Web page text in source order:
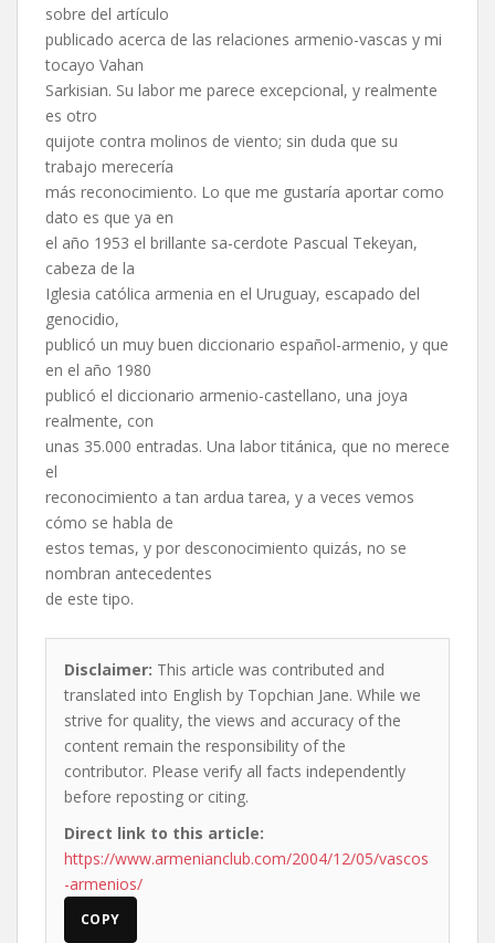
sobre del artículo
publicado acerca de las relaciones armenio-vascas y mi
tocayo Vahan
Sarkisian. Su labor me parece excepcional, y realmente
es otro
quijote contra molinos de viento; sin duda que su
trabajo merecería
más reconocimiento. Lo que me gustaría aportar como
dato es que ya en
el año 1953 el brillante sa-cerdote Pascual Tekeyan,
cabeza de la
Iglesia católica armenia en el Uruguay, escapado del
genocidio,
publicó un muy buen diccionario español-armenio, y que
en el año 1980
publicó el diccionario armenio-castellano, una joya
realmente, con
unas 35.000 entradas. Una labor titánica, que no merece
el
reconocimiento a tan ardua tarea, y a veces vemos
cómo se habla de
estos temas, y por desconocimiento quizás, no se
nombran antecedentes
de este tipo.
Disclaimer: This article was contributed and
translated into English by Topchian Jane. While we
strive for quality, the views and accuracy of the
content remain the responsibility of the
contributor. Please verify all facts independently
before reposting or citing.
Direct link to this article:
https://www.armenianclub.com/2004/12/05/vascos
-armenios/
COPY